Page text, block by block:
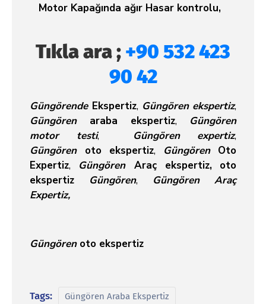
Motor Kapağında ağır Hasar kontrolu,
Tıkla ara ; +90 532 423
90 42
Güngörende Ekspertiz, Güngören ekspertiz,
Güngörenaraba ekspertiz, Güngören
motor testi, Güngören expertiz,
Güngören
oto ekspertiz, Güngören
Oto
Expertiz, Güngören Araç ekspertiz,
oto
ekspertiz Güngören, GüngörenAraç
Expertiz,
Güngören oto ekspertiz
Tags: Güngören Araba Ekspertiz